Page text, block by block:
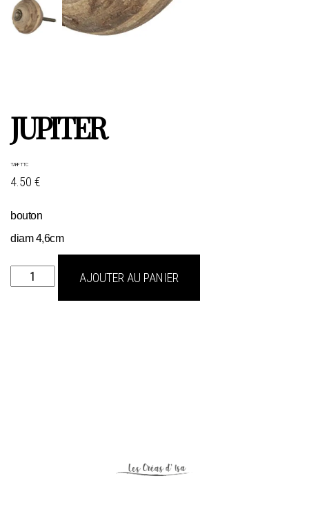
JUPITER
TARIF TTC
4.50 €
bouton
diam 4,6cm
quantité
de
AJOUTER AU PANIER